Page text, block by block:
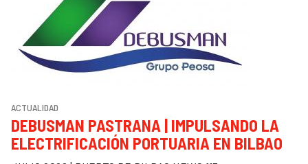
ACTUALIDAD
DEBUSMAN PASTRANA | IMPULSANDO LA
ELECTRIFICACIÓN PORTUARIA EN BILBAO